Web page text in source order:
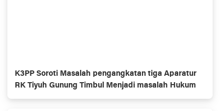
K3PP Soroti Masalah pengangkatan tiga Aparatur
RK Tiyuh Gunung Timbul Menjadi masalah Hukum